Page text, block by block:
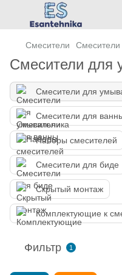
Смесители Смесители
Смесители для
Смесители для
Смесители для
Наборы смесителей
Смесители для биде
Скрытый монтаж
Комплектующие к
Фильтр 1